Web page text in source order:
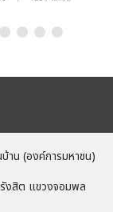
าน (องค์การมหาชน)
รังสิต แขวงจอมพล